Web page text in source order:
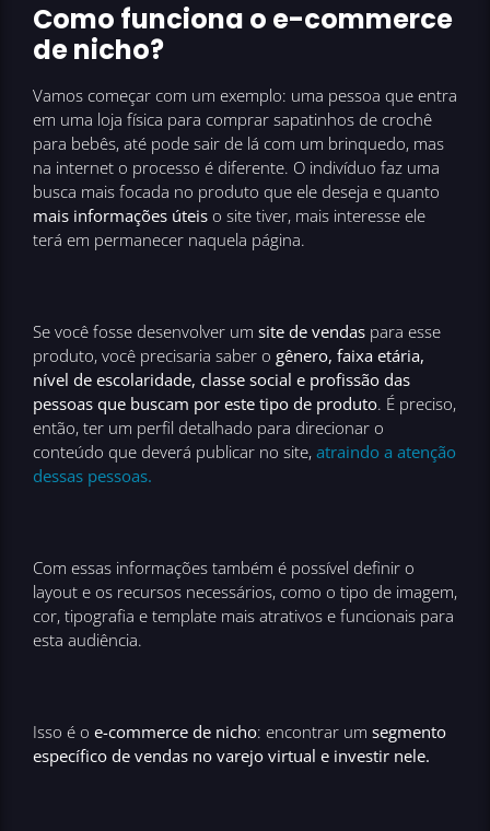
Como funciona o e-commerce
de nicho?
Vamos começar com um exemplo: uma pessoa que entra
em uma loja física para comprar sapatinhos de crochê
para bebês, até pode sair de lá com um brinquedo, mas
na internet o processo é diferente. O indivíduo faz uma
busca mais focada no produto que ele deseja e quanto
mais informações úteis o site tiver, mais interesse ele
terá em permanecer naquela página.
Se você fosse desenvolver um site de vendas para esse
produto, você precisaria saber o gênero, faixa etária,
nível de escolaridade, classe social e profissão das
pessoas que buscam por este tipo de produto. É preciso,
então, ter um perfil detalhado para direcionar o
conteúdo que deverá publicar no site, atraindo a atenção
dessas pessoas.
Com essas informações também é possível definir o
layout e os recursos necessários, como o tipo de imagem,
cor, tipografia e template mais atrativos e funcionais para
esta audiência.
Isso é o e-commerce de nicho: encontrar um segmento
específico de vendas no varejo virtual e investir nele.